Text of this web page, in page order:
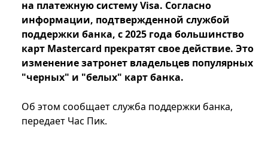
на платежную систему Visa. Согласно
информации, подтвержденной службой
поддержки банка, с 2025 года большинство
карт Mastercard прекратят свое действие. Это
изменение затронет владельцев популярных
"черных" и "белых" карт банка.
Об этом сообщает служба поддержки банка,
передает Час Пик.